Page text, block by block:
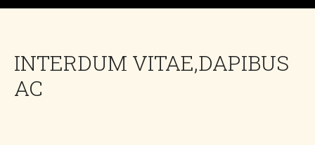
INTERDUM VITAE,DAPIBUS
AC